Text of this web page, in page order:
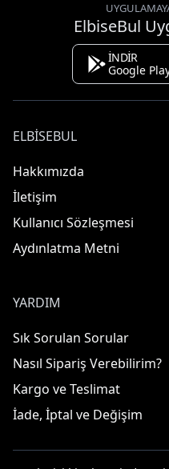
ElbiseBul
İNDİR
Google
ELBISEBUL
Hakkımızda
İletişim
Kullanıcı Sözleşmesi
Aydınlatma Metni
YARDIM
Sık Sorulan Sorular
Nasıl Sipariş Verebilirim?
Kargo ve Teslimat
İade, İptal ve Değişim